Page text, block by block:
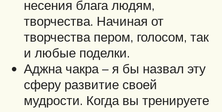
несения блага людям,
творчества. Начиная от
творчества пером, голосом, так
и любые поделки.
Аджна чакра – я бы назвал эту
сферу развитие своей
мудрости. Когда вы тренируете